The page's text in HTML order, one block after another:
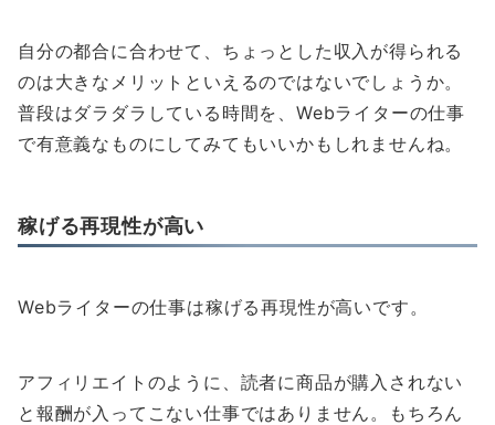
自分の都合に合わせて、ちょっとした収入が得られる
のは大きなメリットといえるのではないでしょうか。
普段はダラダラしている時間を、Webライターの仕事
で有意義なものにしてみてもいいかもしれませんね。
稼げる再現性が高い
Webライターの仕事は稼げる再現性が高いです。
アフィリエイトのように、読者に商品が購入されない
と報酬が入ってこない仕事ではありません。もちろん